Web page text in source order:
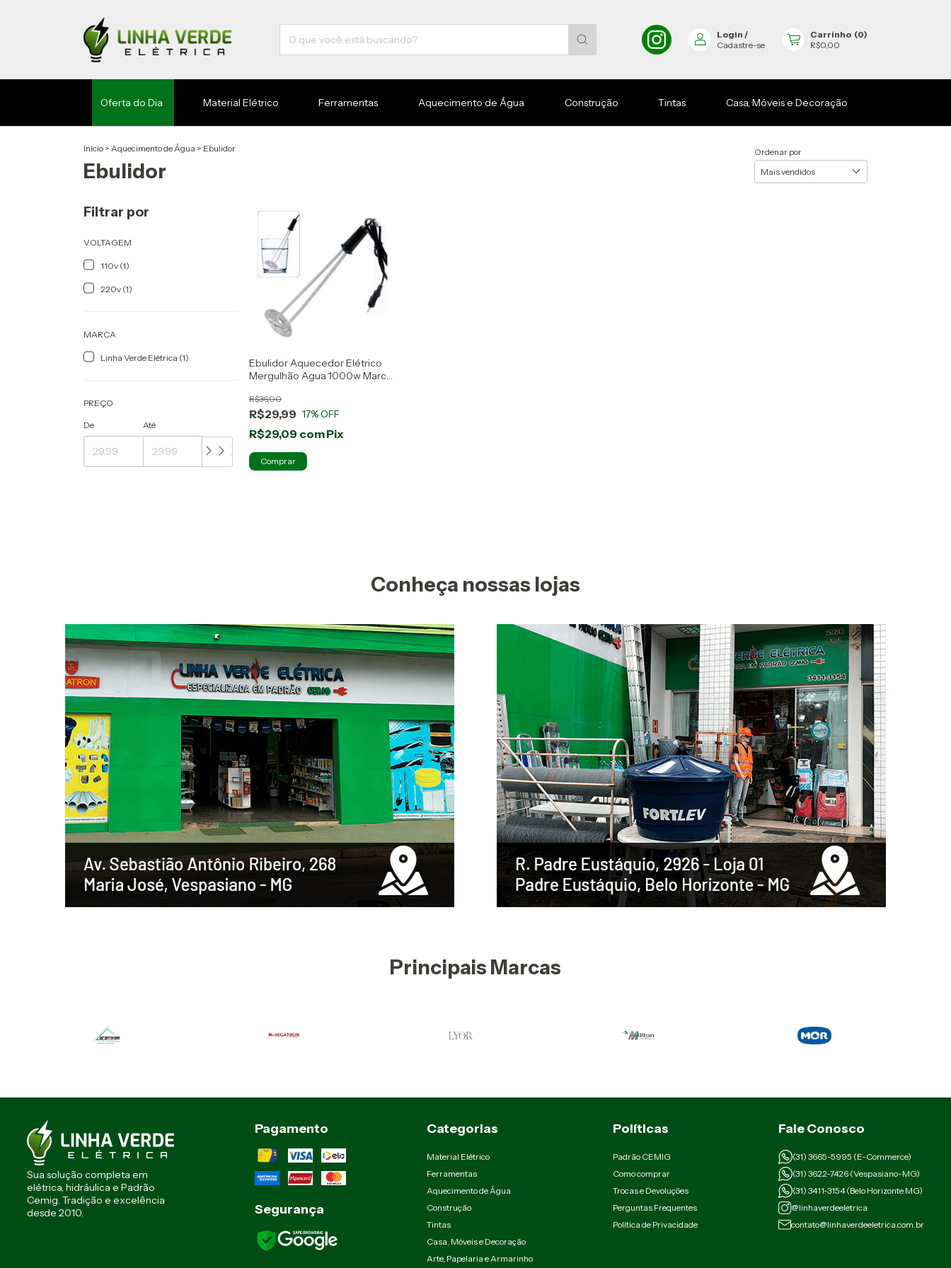
Login /
Cadastre-se
Carrinho (0)
R$0,00
Oferta do Dia Material Elétrico Ferramentas Aquecimento de Água Construção Tintas Casa, Móveis e Decoração
Início > Aquecimento de Água > Ebulidor
Ebulidor
Ordenar por
Filtrar por
VOLTAGEM
110v (1)
220v (1)
MARCA
Linha Verde Elétrica (1)
PREÇO
De Até
Ebulidor Aquecedor Elétrico
Mergulhão Agua 1000w Marca
R$29,99
R$36,00
17% OFF
R$29,09 comPix
Comprar
Conheça nossas lojas
Principais Marcas
Sua solução completa em
elétrica, hidráulica e Padrão
Cemig. Tradição e excelência
desde 2010.
Pagamento
Segurança
Categorias
Material Elétrico
Ferramentas
Aquecimento de Água
Construção
Tintas
Casa, Móveis e Decoração
Arte, Papelaria e Armarinho
Políticas
Padrão CEMIG
Como comprar
Trocas e Devoluções
Perguntas Frequentes
Política de Privacidade
Fale Conosco
(31) 3665-5995 (E-Commerce)
(31) 3622-7426 (Vespasiano-MG)
(31) 3411-3154 (Belo Horizonte MG)
@linhaverdeeletrica
contato@linhaverdeeletrica.com.br